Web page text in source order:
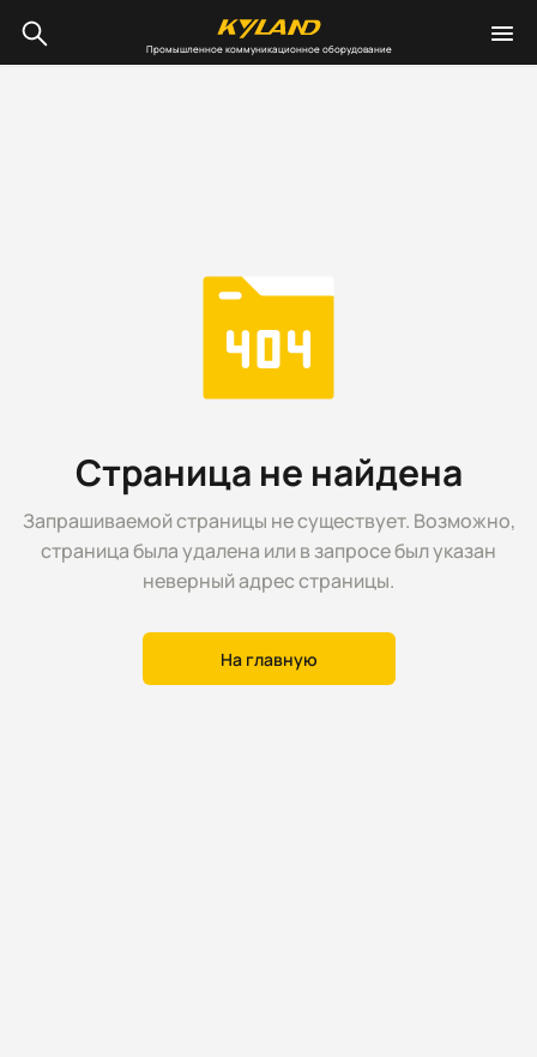
Промышленное коммуникационное оборудование
Страница не найдена
Запрашиваемой страницы не существует. Возможно,
страница была удалена или в запросе был указан
неверный адрес страницы.
На главную